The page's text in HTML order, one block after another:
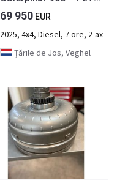
69 950 EUR
2025, 4x4, Diesel, 7 ore, 2-ax
Țările de Jos, Veghel